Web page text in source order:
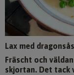
Lax med dragonsås
Fräscht och
skjortan. Det tack